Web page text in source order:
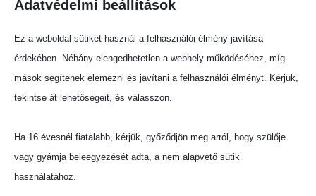
Ha a medve észrevett minket:
ne fordítsunk hátat neki,
ne kezdjünk futni,
nyugodt hangon beszéljünk vagy
fütyüljünk, hogy emberként azonosíthasson
bennünket,
Adatvédelmi beállítások
Ez a weboldal sütiket használ a felhasználói élmény javítása
érdekében. Néhány elengedhetetlen a webhely működéséhez, míg
mások segítenek elemezni és javítani a felhasználói élményt. Kérjük,
tekintse át lehetőségeit, és válasszon.
Ha 16 évesnél fiatalabb, kérjük, győződjön meg arról, hogy szülője
vagy gyámja beleegyezését adta, a nem alapvető sütik
használatához.